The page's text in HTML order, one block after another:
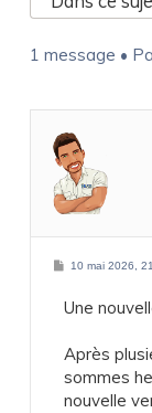
1 message •
M
s
a
10 mai 2026,
Une
Après
sommes
nouvelle